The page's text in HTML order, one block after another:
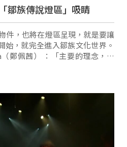
鄒族傳說燈區」吸睛
件，也將在燈區呈現，就是要讓
始，就完全進入鄒族文化世界。
鄭佩茜） ：「主要的理念，就
世界的人，都看見嘉義，看見
鄒族，所以呢 …